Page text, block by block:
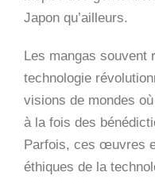
Japon qu’ailleurs.
Les mangas souvent
technologie
visions de mondes
à la fois des
Parfois, ces œuvres
éthiques de la